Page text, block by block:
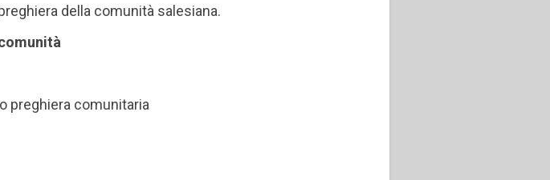
della comunità salesiana.
preghiera comunitaria